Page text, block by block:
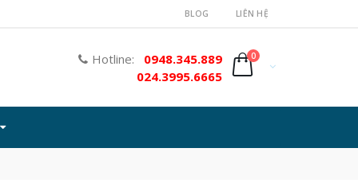
BLOG LIÊN HỆ
Hotline:
0948.345.889
024.3995.6665
0